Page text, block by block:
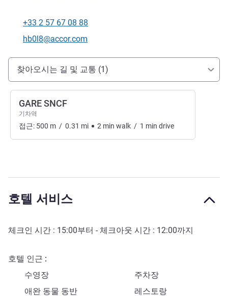
전화
+33 2 57 67 08 88
E-mail
hb0l8@accor.com
호텔 접근 및 교통
찾아오시는 길 및 교통 (1)
GARE SNCF
기차역
접근: 500 m / 0.31 mi 2 min walk / 1 min drive
호텔 서비스
체크인 시간 : 15:00부터 - 체크아웃 시간 : 12:00까지
호텔 인근
수영장
주차장
애완 동물 동반
레스토랑